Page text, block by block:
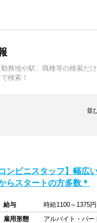
務地や駅、職種等の検索だ
検索！
並
コンビニスタッフ】幅
らスタートの方多数＊
給与
時給1100～1375
雇用形態
アルバイト・パー